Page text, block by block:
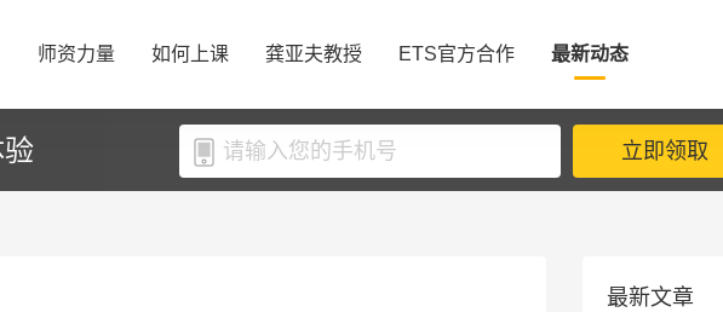
师资力量 如何上课 龚亚夫教授 ETS官方合作 最新动态
立即领取
最新文章